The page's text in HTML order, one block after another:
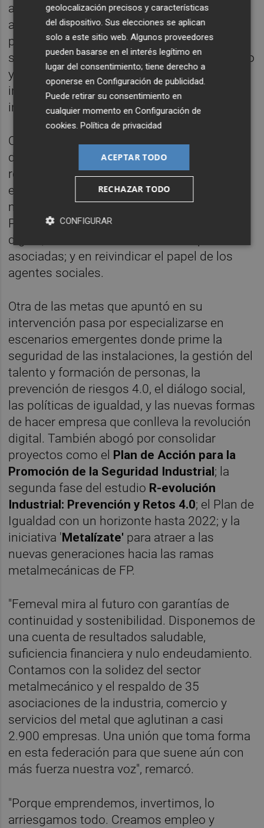
adaptación de modelos de gestión más
avanzados cree que es una "asignatura
pendiente" en la sociedad. "Tenemos un
sistema de formación que no es el adecuado
y, por lo tanto, no vamos a tener una
industria 4.0 si no la perfeccionamos",
incidió.
Con este objetivo, Lafuente avanzó en su
discurso de toma de posesión que Femeval
redefinirá suPlan Estratégico en 2020
estará centrado en generar servicios de
mayor valor añadido, sobre todo dirigidos a
Pymes y que favorezcan su transformación
digital; en crecer en número de empresas
asociadas; y en reivindicar el papel de los
agentes sociales.
Otra de las metas que apuntó en su
intervención pasa por especializarse en
escenarios emergentes donde prime la
seguridad de las instalaciones, la gestión del
talento y formación de personas, la
prevención de riesgos 4.0, el diálogo social,
las políticas de igualdad, y las nuevas formas
de hacer empresa que conlleva la revolución
digital. También abogó por consolidar
proyectos como el Plan de Acción para la
Promoción de la Seguridad Industrial; la
segunda fase del estudio R-evolución
Industrial: Prevención y Retos 4.0; el Plan de
Igualdad con un horizonte hasta 2022; y la
iniciativa 'Metalízate' para atraer a las
nuevas generaciones hacia las ramas
metalmecánicas de FP.
"Femeval mira al futuro con garantías de
continuidad y sostenibilidad. Disponemos de
una cuenta de resultados saludable,
suficiencia financiera y nulo endeudamiento.
Contamos con la solidez del sector
metalmecánico y el respaldo de 35
asociaciones de la industria, comercio y
servicios del metal que aglutinan a casi
2.900 empresas. Una unión que toma forma
en esta federación para que suene aún con
más fuerza nuestra voz", remarcó.
"Porque emprendemos, invertimos, lo
arriesgamos todo. Creamos empleo y
geolocalización precisos y características
del dispositivo. Sus elecciones se aplican
solo a este sitio web. Algunos proveedores
pueden basarse en el interés legítimo en
lugar del consentimiento; tiene derecho a
oponerse enConfiguración de publicidad.
Puede retirar su consentimiento en
cualquier momento enConfiguración de
cookies.Política de privacidad
ACEPTAR TODO
RECHAZAR TODO
CONFIGURAR